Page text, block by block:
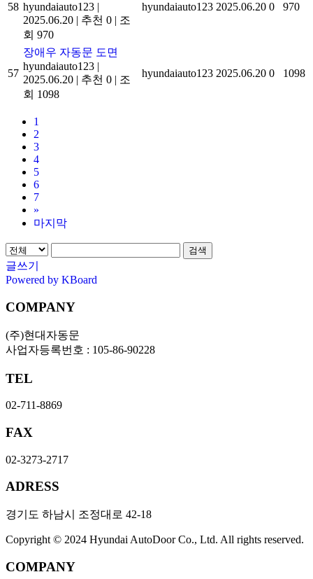
58 hyundaiauto123 |
2025.06.20 | 추천 0 | 조
회 970
hyundaiauto123 2025.06.20 0 970
57
장애우 자동문 도면
hyundaiauto123 |
2025.06.20 | 추천 0 | 조
회 1098
hyundaiauto123 2025.06.20 0 1098
1
2
3
4
5
6
7
»
마지막
검색
글쓰기
Powered by KBoard
COMPANY
(주)현대자동문
사업자등록번호 : 105-86-90228
TEL
02-711-8869
FAX
02-3273-2717
ADRESS
경기도 하남시 조정대로 42-18
Copyright © 2024 Hyundai AutoDoor Co., Ltd. All rights reserved.
COMPANY